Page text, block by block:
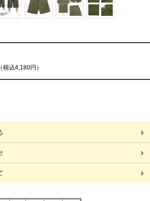
（税込4,180円）